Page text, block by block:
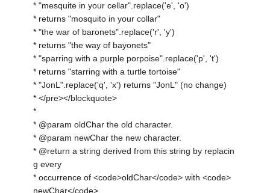
* "mesquite in your cellar".replace('e', 'o')
* returns "mosquito in your collar"
* "the war of baronets".replace('r', 'y')
* returns "the way of bayonets"
* "sparring with a purple porpoise".replace('p', 't')
* returns "starring with a turtle tortoise"
* "JonL".replace('q', 'x') returns "JonL" (no change)
* </pre></blockquote>
*
* @param oldChar the old character.
* @param newChar the new character.
* @return a string derived from this string by replacin
g every
* occurrence of <code>oldChar</code> with <code>
newChar</code>.